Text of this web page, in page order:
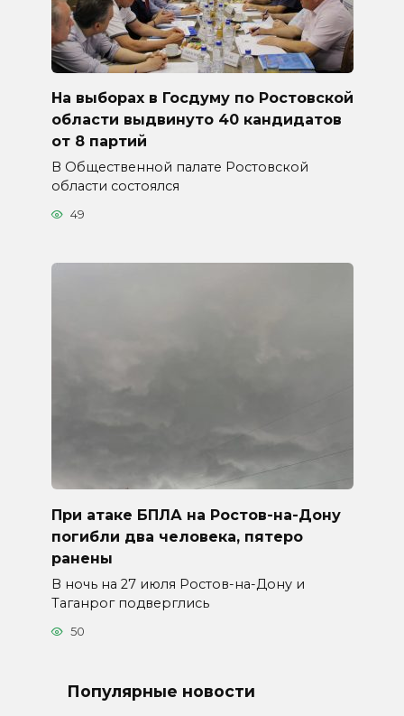
На выборах в Госдуму по Ростовской
области выдвинуто 40 кандидатов
от 8 партий
В Общественной палате Ростовской
области состоялся
49
При атаке БПЛА на Ростов-на-Дону
погибли два человека, пятеро
ранены
В ночь на 27 июля Ростов-на-Дону и
Таганрог подверглись
50
Популярные новости